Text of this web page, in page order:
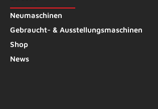
Neumaschinen
Gebraucht- & Ausstellungsmaschinen
Shop
News